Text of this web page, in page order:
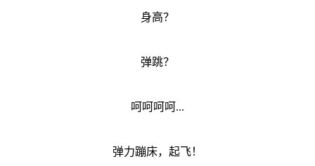
身高？
弹跳？
呵呵呵呵...
弹力蹦床，起飞！